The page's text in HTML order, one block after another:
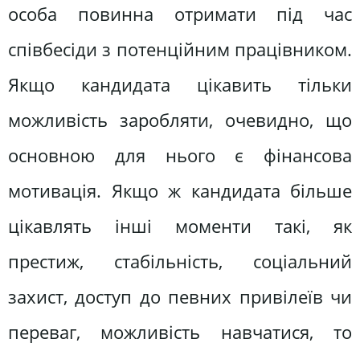
особа повинна отримати під час
співбесіди з потенційним працівником.
Якщо кандидата цікавить тільки
можливість заробляти, очевидно, що
основною для нього є фінансова
мотивація. Якщо ж кандидата більше
цікавлять інші моменти такі, як
престиж, стабільність, соціальний
захист, доступ до певних привілеїв чи
переваг, можливість навчатися, то